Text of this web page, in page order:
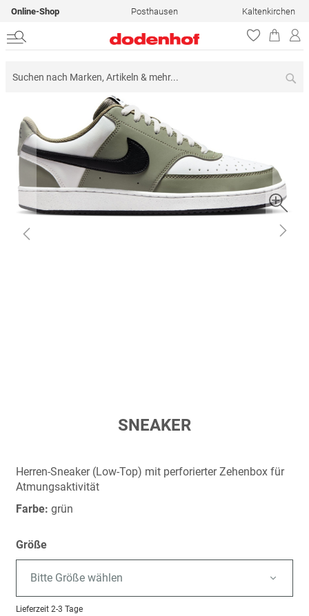
Online-Shop Posthausen Kaltenkirchen
Ende
der
Bildergalerie
springen
springen
SNEAKER
Herren-Sneaker (Low-Top) mit perforierter Zehenbox für
Atmungsaktivität
Farbe: grün
Größe
Bitte Größe wählen
Lieferzeit 2-3 Tage